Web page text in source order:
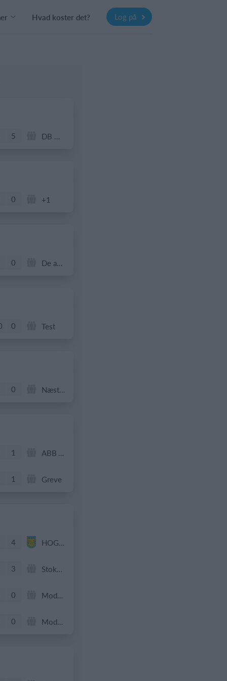
Hvad koster det? Log på
5 DB Oldboys
0 +1
0 De andre
0 Test
0 Næstved
1 ABB Veteran
1 Greve
4 HOG OB50
3 Stokehagen
0 Modstander
0 Modstander